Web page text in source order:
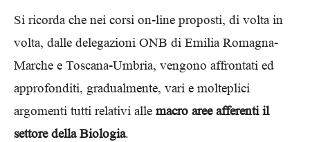
Si ricorda che nei corsi on-line proposti, di volta in
volta, dalle delegazioni ONB di Emilia Romagna-
Marche e Toscana-Umbria, vengono affrontati ed
approfonditi, gradualmente, vari e molteplici
argomenti tutti relativi alle macro aree afferenti il
settore della Biologia.